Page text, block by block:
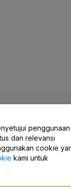
penggunaan
dan relevansi
cookie
kami untuk